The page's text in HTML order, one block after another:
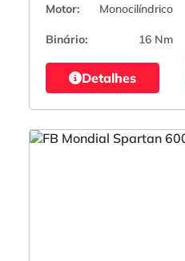
Motor: Monocilíndrico
Binário:
16 Nm
Detalhes